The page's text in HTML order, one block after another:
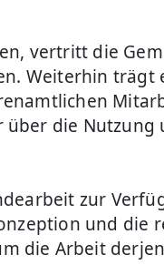
vertritt die
Weiterhin
die Nutzung
zur
und die
die Arbeit